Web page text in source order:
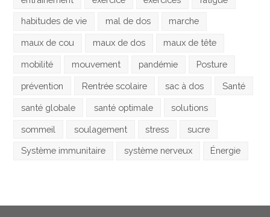
habitudes de vie mal de dos marche
maux de cou maux de dos maux de tête
mobilité mouvement pandémie Posture
prévention Rentrée scolaire sac à dos Santé
santé globale santé optimale solutions
sommeil soulagement stress sucre
Système immunitaire système nerveux Énergie